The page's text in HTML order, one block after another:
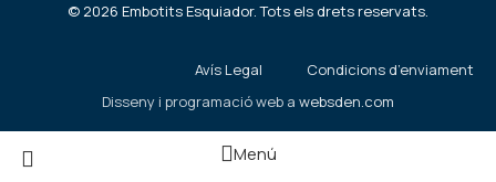
© 2026 Embotits Esquiador. Tots els drets reservats.
Avís Legal
Condicions d’enviament
Disseny i programació web a websden.com
Menú